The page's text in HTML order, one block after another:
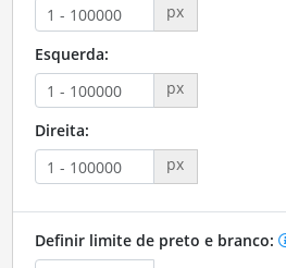
px
Esquerda:
px
Direita:
px
Definir limite de preto e branco: